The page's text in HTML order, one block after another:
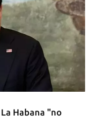
Habana "no